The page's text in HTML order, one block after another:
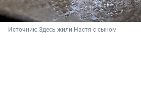
Источник: Здесь жили Настя с сыном